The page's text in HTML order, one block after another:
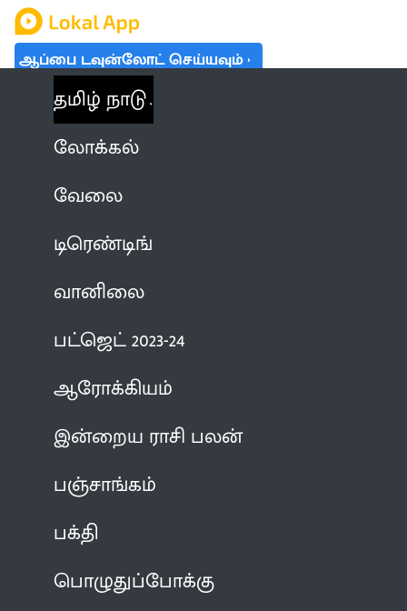
ஆப்பை டவுன்லோட் செய்யவும்
தமிழ் நாடு
லோக்கல்
வேலை
டிரெண்டிங்
வானிலை
பட்ஜெட் 2023-24
ஆரோக்கியம்
இன்றைய ராசி பலன்
பஞ்சாங்கம்
பக்தி
பொழுதுப்போக்கு